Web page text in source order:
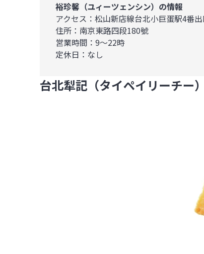
裕珍馨（ユィーツェンシン）の情報
アクセス：松山新店線台北小巨蛋駅4番
住所：南京東路四段180號
営業時間：9～22時
定休日：なし
台北犁記（タイペイリーチー）